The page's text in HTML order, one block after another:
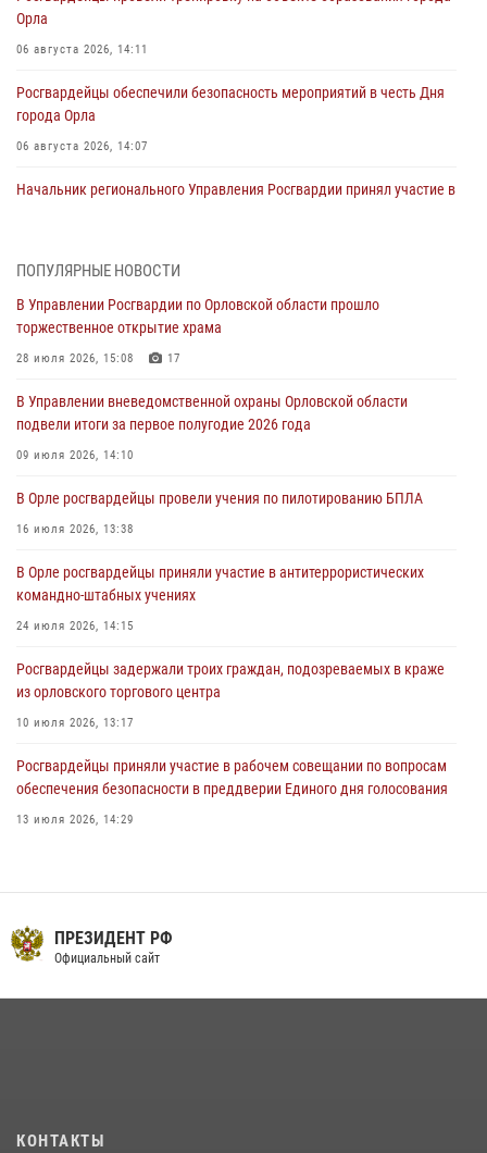
Орла
06 августа 2026, 14:11
Росгвардейцы обеспечили безопасность мероприятий в честь Дня
города Орла
06 августа 2026, 14:07
Начальник регионального Управления Росгвардии принял участие в
первое полугодие
05 августа 2026, 13:12
совершении противоправных действий
04 августа 2026, 14:21
04 августа 2026, 14:06
предоставлении госуслуг
03 августа 2026, 14:30
ПОПУЛЯРНЫЕ НОВОСТИ
В Управлении Росгвардии по Орловской области прошло
торжественное открытие храма
28 июля 2026, 15:08 17
В Управлении вневедомственной охраны Орловской области
подвели итоги за первое полугодие 2026 года
09 июля 2026, 14:10
В Орле росгвардейцы провели учения по пилотированию БПЛА
16 июля 2026, 13:38
В Орле росгвардейцы приняли участие в антитеррористических
командно-штабных учениях
24 июля 2026, 14:15
Росгвардейцы задержали троих граждан, подозреваемых в краже
из орловского торгового центра
10 июля 2026, 13:17
Росгвардейцы приняли участие в рабочем совещании по вопросам
обеспечения безопасности в преддверии Единого дня голосования
13 июля 2026, 14:29
16 июля 2026, 13:34
На брифинге росгвардейцы рассказали орловцам об изменениях в
законодательстве, регулирующем оборот оружия
15 июля 2026, 14:49
ПРЕЗИДЕНТ РФ
Официальный сайт
КОНТАКТЫ